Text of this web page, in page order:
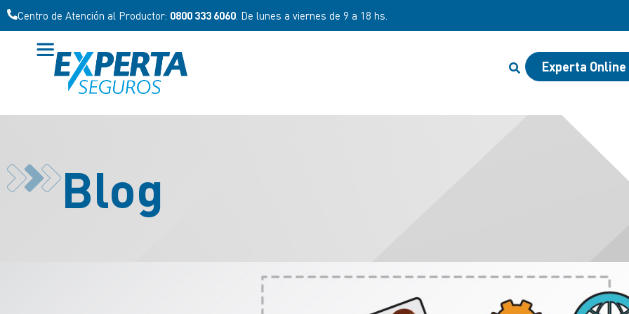
Centro de Atención al Productor: 0800 333 6060 . De lunes a viernes de 9 a 18 hs.
Experta Online
Blog